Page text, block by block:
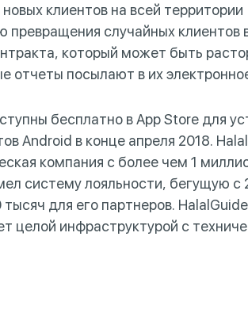
клиентов на всей территории
случайных клиентов
который может быть
отчеты посылают в их
бесплатно в App Store для
Android в конце апреля 2018.
компания с более чем 1
систему лояльности, бегущую с
для его партнеров.
целой инфраструктурой с